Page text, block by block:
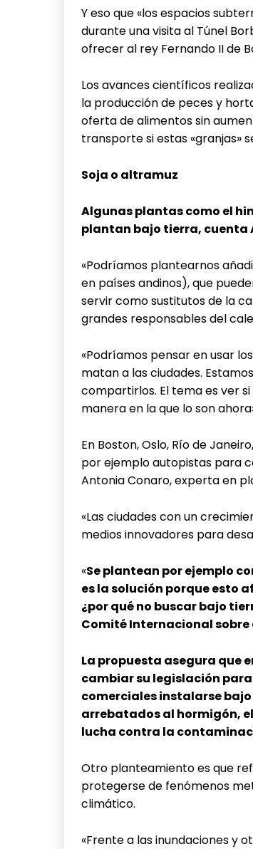
Y eso que «los espacios
durante una visita al Túnel
ofrecer al rey Fernando II de
Los avances científicos
la producción de peces y
oferta de alimentos sin
transporte si estas «granjas»
Soja o altramuz
Algunas plantas como el
plantan bajo tierra, cuenta
«Podríamos plantearnos
en países andinos), que
servir como sustitutos de la
grandes responsables del
«Podríamos pensar en usar
matan a las ciudades.
compartirlos. El tema es ver
manera en la que lo son
En Boston, Oslo, Río de
por ejemplo autopistas para
Antonia Conaro, experta en
«Las ciudades con un
medios innovadores para
«Se plantean por ejemplo
es la solución porque esto
¿por qué no buscar bajo
Comité Internacional sobre
La propuesta asegura que
cambiar su legislación
comerciales instalarse
arrebatados al hormigón,
lucha contra la
Otro planteamiento es que
protegerse de fenómenos
climático.
«Frente a las inundaciones y